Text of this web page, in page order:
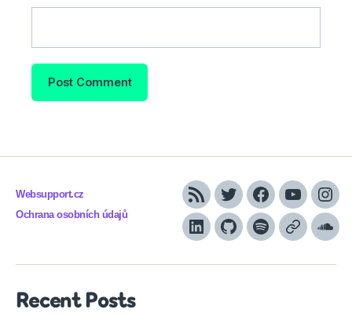
Websupport.cz
Ochrana osobních údajů
RSS TwitterFacebook
YouTube
LinkedInGithubSpotifyApple
Recent Posts